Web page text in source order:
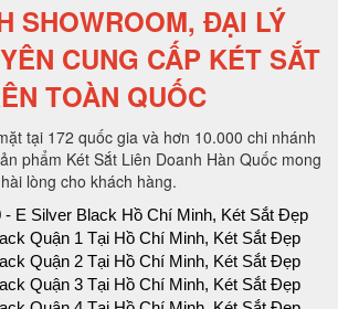
SHOWROOM, ĐẠI LÝ
CUNG CẤP KÉT SẮT
TOÀN QUỐC
tại 172 quốc gia và hơn 10.000 chi nhánh
phẩm Két Sắt Liên Doanh Hàn Quốc mong
lòng cho khách hàng.
Đẹp GT910 - E Silver Black Huyện Phú Tân, Két Sắt Đẹp GT910 - E Silver Black Huyện Châu Phú, Két Sắt Đẹp GT910 - E Silver Black Huyện Tịnh Biên, Két Sắt Đẹp GT910 - E Silver Black Huyện Tri Tôn, Két Sắt Đẹp GT910 - E Silver Black Huyện Châu Thành Tỉnh An Giang, Két Sắt Đẹp GT910 - E Silver Black Huyện Chợ Mới Tỉnh An Giang, Két Sắt Đẹp GT910 - E Silver Black Huyện Thoại Sơn Tỉnh An Giang, Két Sắt Đẹp GT910 - E Silver Black Vũng Tàu, Két Sắt Đẹp GT910 - E Silver Black Thành phố Vũng Tàu Tại Bà Rịa - Vũng Tàu, Két Sắt Đẹp GT910 - E Silver Black Thành phố Bà Rịa Tại Bà Rịa - Vũng Tàu, Két Sắt Đẹp GT910 - E Silver Black Huyện Châu Đức Tại Bà Rịa - Vũng Tàu, Két Sắt Đẹp GT910 - E Silver Black Huyện Xuyên Mộc Tại Bà Rịa - Vũng Tàu, Két Sắt Đẹp GT910 - E Silver Black Huyện Long Điền Tại Bà Rịa - Két Sắt Đẹp GT910 - E Silver Black Cần Thơ, Két Sắt Đẹp GT910 - E Silver Black Tại Thành phố Cần Thơ Tỉnh Cần Thơ, Két Sắt Đẹp GT910 - E Silver Black Tại Quận Ninh Kiều Tỉnh Cần Thơ, Két Sắt Đẹp GT910 - E Silver Black Tại Quận Ô Môn Tỉnh Cần Thơ, Két Sắt Đẹp GT910 - E Silver Black Tại Quận Bình Thuỷ Tỉnh Cần Thơ, Két Sắt Đẹp GT910 - E Silver Black Tại Quận Cái Răng Tỉnh Cần Thơ, Két Sắt Đẹp GT910 - E Silver Black Tại Quận Thốt Nốt Tỉnh Cần Thơ, Két Sắt Đẹp GT910 - E Silver Black Tại Huyện Vĩnh Thạnh Tỉnh Cần Thơ, Két Sắt Đẹp GT910 - E Silver Black Tại Huyện Cờ Đỏ Tỉnh Cần Thơ, Két Sắt Đẹp GT910 - E Silver Black Tại Huyện Phong Điền Tỉnh Cần Thơ, Két Sắt Đẹp GT910 - E Silver Black Tại Huyện Thới Lai Tỉnh Cần Thơ, Két Sắt Đẹp GT910 - E Silver Black Đà Nẵng, Két Sắt Đẹp GT910 - E Silver Black Tại Thành phố Đà Nẵng Tỉnh Đà Nẵng, Két Sắt Đẹp GT910 - E Silver Black Tại Quận Liên Chiểu Tỉnh Đà Nẵng, Két Sắt Đẹp GT910 - E Silver Black Tại Quận Thanh Khê Tỉnh Đà Nẵng, Két Sắt Đẹp GT910 - E Silver Black Tại Quận Hải Châu Tỉnh Đà Nẵng, Két Sắt Đẹp GT910 - E Silver Black Tại Quận Sơn Trà Tỉnh Đà Nẵng, Két Sắt Đẹp GT910 - E Silver Black Tại Quận Ngũ Hành Sơn Tỉnh Đà Nẵng, Két Sắt Đẹp GT910 - E Silver Black Tại Quận Cẩm Lệ Tỉnh Đà Nẵng, Két Sắt Đẹp GT910 - E Silver Black TạiHuyện Hòa Vang Tỉnh Đà Nẵng, Két Sắt Đẹp GT910 - E Silver Black Đắk Lắk, Két Sắt Đẹp GT910 - E Silver Black Tại Thành phố Buôn Ma Thuột Tỉnh Đắk Lắk, Két Sắt Đẹp GT910 - E Silver Black Tại Thị xã Buôn Hồ Tỉnh Đắk Lắk, Két Sắt Đẹp GT910 - E Silver Black Tại Huyện Buôn Đôn Tỉnh Đắk Lắk, Két Sắt Đẹp GT910 - E Silver Black Tại Huyện Cư Kuin Tỉnh Đắk Lắk, Két Sắt Đẹp GT910 - E Silver Black Tại Huyện Cư M’gar Tỉnh Đắk Lắk, Két Sắt Đẹp GT910 - E Silver Black Tại Huyện Ea H’leo Tỉnh Đắk Lắk, Két Sắt Đẹp GT910 - E Silver Black Tại Huyện Ea Kar Tỉnh Đắk Lắk, Két Sắt Đẹp GT910 - E Silver Black Tại Huyện Ea Súp Tỉnh Đắk Lắk, Két Sắt Đẹp GT910 - E Silver Black Tại Huyện Krông Ana Tỉnh Đắk Lắk, Két Sắt Đẹp GT910 - E Silver Black Tại Huyện Krông Bông Tỉnh Đắk Lắk, Két Sắt Đẹp GT910 - E Silver Black Tại Huyện Krông Búk Tỉnh Đắk Lắk, Két Sắt Đẹp GT910 - E Silver Black Tại Huyện Krông Năng Tỉnh Đắk Lắk, Két Sắt Đẹp GT910 - E Silver Black Tại Huyện Krông Pắk Tỉnh Đắk Lắk, Két Sắt Đẹp GT910 - E Silver Black Tại Huyện Lắk Tỉnh Đắk Lắk, Két Sắt Đẹp GT910 - E Silver Black Tại Huyện M’Đrắk Tỉnh Đắk Lắk, Két Sắt Đẹp GT910 - E Silver Black Đắk Nông, Két Sắt Đẹp GT910 - E Silver Black Tại Thành phố Gia Nghĩa Tỉnh Đắk Nông, Két Sắt Đẹp GT910 - E Silver Black Tại Huyện Cư Jút Tỉnh Đắk Nông, Két Sắt Đẹp GT910 - E Silver Black Tại Huyện Đắk Glong Tỉnh Đắk Nông, Két Sắt Đẹp GT910 - E Silver Black Tại Huyện Đắk Mil Tỉnh Đắk Nông, Két Sắt Đẹp GT910 - E Silver Black Tại Huyện Đắk R’lấp Tỉnh Đắk Nông, Két Sắt Đẹp GT910 - E Silver Black Tại Huyện Đắk Song Tỉnh Đắk Nông, Két Sắt Đẹp GT910 - E Silver Black Tại Huyện Krông Nô Tỉnh Đắk Nông, Két Sắt Đẹp GT910 - E Silver Black Tại Huyện Tuy Đức Tỉnh Đắk Nông, Két Sắt Đẹp GT910 - E Silver Black Đồng Nai, Két Sắt Đẹp GT910 - E Silver Black Tại Thành phố Biên Hòa Tỉnh Đồng Nai, Két Sắt Đẹp GT910 - E Silver Black Tại Thành phố Long Khánh Tỉnh Đồng Nai, Két Sắt Đẹp GT910 - E Silver Black Tại Huyện Cẩm Mỹ Tỉnh Đồng Nai, Két Sắt Đẹp GT910 - E Silver Black Tại Huyện Định Quán Tỉnh Đồng Nai, Két Sắt Đẹp GT910 - E Silver Black Tại Huyện Long Thành Tỉnh Đồng Nai, Két Sắt Đẹp GT910 - E Silver Black Tại Huyện Nhơn Trạch Tỉnh Đồng Nai, Két Sắt Đẹp GT910 - E Silver Black Tại Huyện Tân Phú Tỉnh Đồng Nai, Két Sắt Đẹp GT910 - E Silver Black Tại Huyện Thống Nhất Tỉnh Đồng Nai, Két Sắt Đẹp GT910 - E Silver Black Tại Huyện Trảng Bom Tỉnh Đồng Nai, Két Sắt Đẹp GT910 - E Silver Black Tại Huyện Vĩnh Cửu Tỉnh Đồng Nai, Két Sắt Đẹp GT910 - E Silver Black Tại Huyện Xuân Lộc Tỉnh Đồng Nai, Két Sắt Đẹp GT910 - E Silver Black Biên Hòa, Két Sắt Đẹp GT910 - E Silver Black Đồng Tháp, Két Sắt Đẹp GT910 - E Silver Black Tại Thành phố Cao Lãnh Tỉnh Đồng Tháp, Két Sắt Đẹp GT910 - E Silver Black Tại Thành phố Sa Đéc Tỉnh Đồng Tháp, Két Sắt Đẹp GT910 - E Silver Black Tại Thị xã Hồng Ngự Tỉnh Đồng Tháp, Két Sắt Đẹp GT910 - E Silver Black Tại Huyện Cao Lãnh Tỉnh Đồng Tháp, Két Sắt Đẹp GT910 - E Silver Black Tại Huyện Châu Thành Tỉnh Đồng Tháp, Két Sắt Đẹp GT910 - E Silver Black Tại Huyện Hồng Ngự Tỉnh Đồng Tháp, Két Sắt Đẹp GT910 - E Silver Black Tại Huyện Lai Vung Tỉnh Đồng Tháp, Két Sắt Đẹp GT910 - E Silver Black Tại Huyện Lấp Vò Tỉnh Đồng Tháp, Két Sắt Đẹp GT910 - E Silver Black Tại Huyện Tam Nông Tỉnh Đồng Tháp, Két Sắt Đẹp GT910 - E Silver Black Tại Huyện Tân Hồng Tỉnh Đồng Tháp, Két Sắt Đẹp GT910 - E Silver Black Tại Huyện Thanh Bình Tỉnh Đồng Tháp, Két Sắt Đẹp GT910 - E Silver Black Tại Huyện Tháp Mười Tỉnh Đồng Tháp, Két Sắt Đẹp GT910 - E Silver Black Tại Thành phố Điện Biên Phủ Tỉnh Điện Biên, Két Sắt Đẹp GT910 - E Silver Black Tại Thị xã Mường Lay Tỉnh Điện Biên, Két Sắt Đẹp GT910 - E Silver Black Tại Huyện Điện Biên Tỉnh Điện Biên, Két Sắt Đẹp GT910 - E Silver Black Tại Huyện Điện Biên Đông Tỉnh Điện Biên, Két Sắt Đẹp GT910 - E Silver Black Tại Huyện Mường Ảng Tỉnh Điện Biên, Két Sắt Đẹp GT910 - E Silver Black Tại Huyện Mường Chà Tỉnh Điện Biên, Két Sắt Đẹp GT910 - E Silver Black Tại Huyện Mường Nhé Tỉnh Điện Biên, Két Sắt Đẹp GT910 - E Silver Black Tại Huyện Nậm Pồ Tỉnh Điện Biên, Két Sắt Đẹp GT910 - E Silver Black Tại Huyện Tủa Chùa Tỉnh Điện Biên, Két Sắt Đẹp GT910 - E Silver Black Tại Huyện Tuần Giáo Tỉnh Điện Biên, Két Sắt Đẹp GT910 - E Silver Black Điện Biên, Két Sắt Đẹp GT910 - E Silver Black Gia Lai, Két Sắt Đẹp GT910 - E Silver Black Tại Thành phố Pleiku Tỉnh Gia Lai, Két Sắt Đẹp GT910 - E Silver Black Tại Thị xã An Khê Tỉnh Gia Lai, Két Sắt Đẹp GT910 - E Silver Black Tại Thị xã Ayun Pa Tỉnh Gia Lai, Két Sắt Đẹp GT910 - E Silver Black Tại Huyện Chư Păh Tỉnh Gia Lai, Két Sắt Đẹp GT910 - E Silver Black Tại Huyện Chư Prông Tỉnh Gia Lai, Két Sắt Đẹp GT910 - E Silver Black Tại Huyện Chư Pưh Tỉnh Gia Lai